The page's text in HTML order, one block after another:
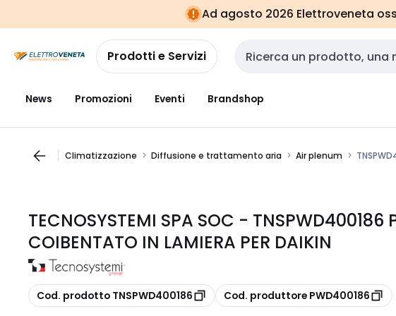
navigazionealla
pagina
Ad agosto 2026 Elettroveneta
Prodotti e Servizi Cerca input
News Promozioni Eventi Brandshop
Climatizzazione Diffusione e trattamento aria Air plenum
TECNOSYSTEMI SPA SOC - TNSPWD400186
COIBENTATO IN LAMIERA PER DAIKIN
copia
Cod. prodotto TNSPWD400186 copia
Cod. produttore PWD400186